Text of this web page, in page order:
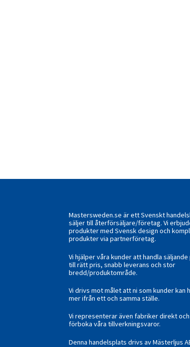
Mastersweden.se är ett Svenskt
säljer till återförsäljare/företag. Vi
produkter med Svensk design och
produkter via partnerföretag.
Vi hjälper våra kunder att handla
till rätt pris, snabb leverans och stor
bredd/produktområde.
Vi drivs mot målet att ni som kunder kan
mer ifrån ett och samma ställe.
Vi representerar även fabriker direkt och
förboka våra tillverkningsvaror.
Denna handelsplats drivs av Mästerljus